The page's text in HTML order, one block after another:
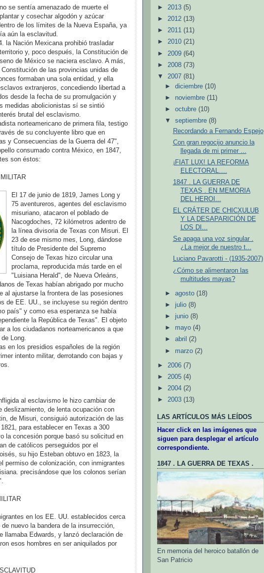
se sentía amenazado de muerte el
y cosechar algodón y azúcar
de los límites de la Nueva España, ya
aún la esclavitud.
la Nación Mexicana prohibió trasladar
y, poco después, la Constitución de
de México se naciera esclavo. A más,
de las provincias unidas de
formaban una sola entidad, y ella
extranjeros, concediendo libertad a
desde la fecha de su promulgación y
medidas abolicionistas sí se sintió
brutal del esclavismo.
norteamericano de primera fila, testigo
de su concluyente libro que en
y Consecuencias de la Guerra del 47",
consumado contra México, en 1847,
son éstos:
El 17 de junio de 1819, James Long y
75 aventureros, agentes del esclavismo
misuriano, atacaron el poblado de
Nacogdoches, 72 kilómetros adentro de
la línea divisoria de Texas con Misuri. El
23 de ese mismo mes, Long, dándose
título de Presidente del Supremo
Consejo de Texas hizo circular una
proclama, reproducida más tarde en el
"Luisiana Herald", de Nueva Orleáns,
de Texas habían abrigado por mucho
al ajustarse la frontera de las posesiones
de EE. UU., se incluyese su región dentro
país" y como esa esperanza se había
la República de Texas". El objeto
a los ciudadanos norteamericanos a que
Long.
en los presidios españoles de la región
intento militar, derrotando con bajas y
al esclavismo le hizo cambiar de
deslizamiento, de lenta ocupación con
de Misuri, consiguió autoriza­ción de las
para establecer en Texas a 300
la concesión porque basó su solicitud en
de católicos perseguidos por el
su hijo Esteban obtuvo en 1823, la
permiso de colonización, con inmigrantes
precisándose que los colonos serían
en los EE. UU. establecidos cerca
nuevo la bandera de la insurrección,
llamaba Edwards, y lanzó declaración de
esos hombres en ser aniquilados por
► 2013 (5)
► 2012 (13)
► 2011 (11)
► 2010 (21)
► 2009 (64)
► 2008 (73)
▼ 2007 (81)
►diciembre(10)
► noviembre(11)
►octubre(10)
▼septiembre(8)
Recordando a Fernando Espejo
Con gran regocijo anuncio la
llegada de mi primer ...
¡FIAT LUX! LA REFORMA
ELECTORAL….
1847 . LA GUERRA DE
TEXAS . EN MEMORIA
DEL HEROI...
EL CRÁTER DE CHICXULUB
Y LA DESAPARICIÓN DE
LOS DI...
Se apaga una voz singular .
¿La mejor de nuestro t...
Luciano Pavarotti - (1935-2007)
¿Cómo se alimentaron las
multitudes mayas?
►agosto(18)
► julio(8)
► junio(8)
► mayo(4)
►abril(2)
► marzo(2)
► 2006 (7)
► 2005 (4)
► 2004 (2)
► 2003 (13)
LAS ARTÍCULOS MÁS LEÍDOS
Hacer click en las imágenes que
siguen para desplegar el artículo
correspondiente.
1847 . LA GUERRA DE TEXAS .
En memoria del heroico batallón de
San Patricio